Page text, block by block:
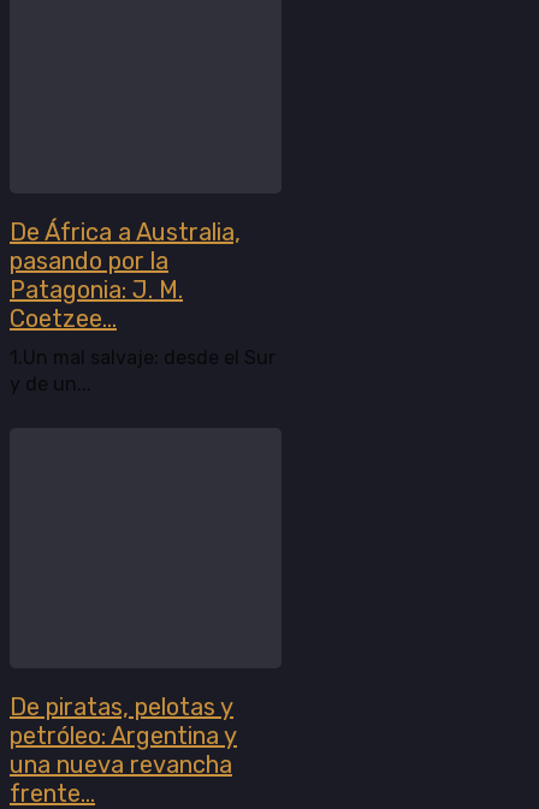
De África a Australia,
pasando por la
Patagonia: J. M.
Coetzee...
1.Un mal salvaje: desde el Sur
y de un...
De piratas, pelotas y
petróleo: Argentina y
una nueva revancha
frente...